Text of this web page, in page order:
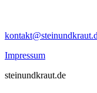
Impressum
steinundkraut.de